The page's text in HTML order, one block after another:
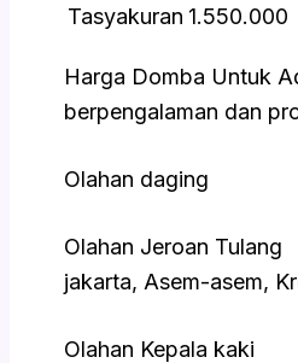
Tasyakuran 1.550.000
Harga Domba Untuk
berpengalaman dan
Olahan daging :
Olahan Jeroan Tulang
jakarta, Asem-asem,
Olahan Kepala kaki